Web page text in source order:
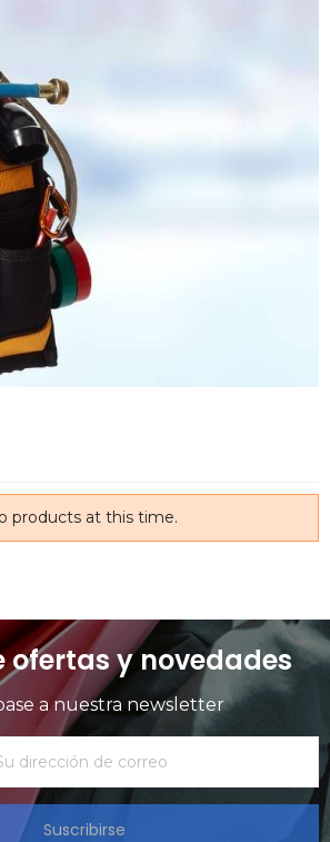
products at this time.
ofertas y novedades
a nuestra newsletter
Suscribirse